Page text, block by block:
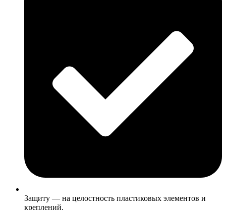
Защиту — на целостность пластиковых элементов и
креплений.